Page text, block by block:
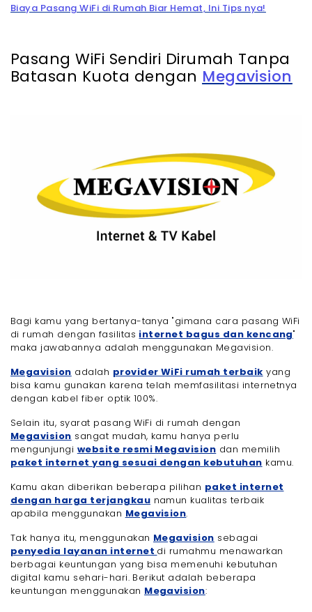
Biaya Pasang WiFi di Rumah Biar Hemat, Ini Tips nya!
Pasang WiFi Sendiri Dirumah Tanpa
Batasan Kuota dengan Megavision
Bagi kamu yang bertanya-tanya "gimana cara pasang WiFi
di rumah dengan fasilitas internet bagus dan kencang"
maka jawabannya adalah menggunakan Megavision.
Megavision adalah provider WiFi rumah terbaik yang
bisa kamu gunakan karena telah memfasilitasi internetnya
dengan kabel fiber optik 100%.
Selain itu, syarat pasang WiFi di rumah dengan
Megavision sangat mudah, kamu hanya perlu
mengunjungi website resmi Megavision dan memilih
paket internet yang sesuai dengan kebutuhan kamu.
Kamu akan diberikan beberapa pilihan paket internet
dengan harga terjangkau namun kualitas terbaik
apabila menggunakan Megavision.
Tak hanya itu, menggunakan Megavision sebagai
penyedia layanan internet di rumahmu menawarkan
berbagai keuntungan yang bisa memenuhi kebutuhan
digital kamu sehari-hari. Berikut adalah beberapa
keuntungan menggunakan Megavision: